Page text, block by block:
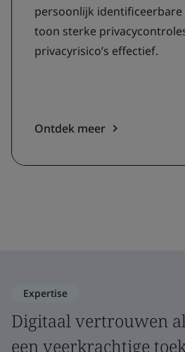
persoonlijk identificeerbare
toon sterke
privacyrisico’s effectief.
Ontdek meer
Expertise
Digitaal vertrouwen
een veerkrachtige